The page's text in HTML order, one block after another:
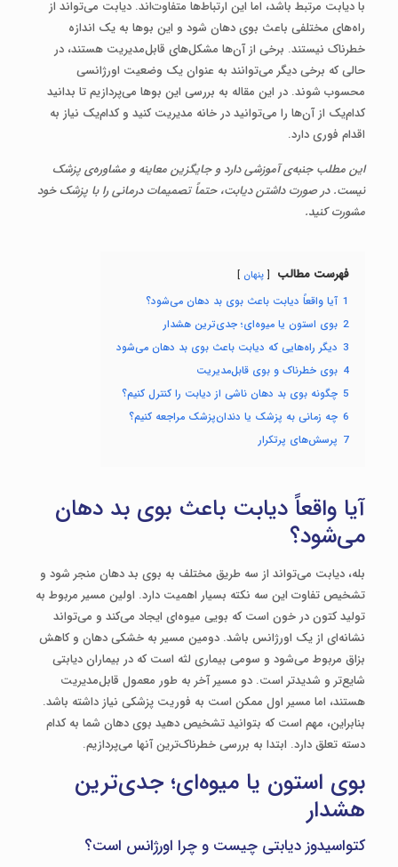
با دیابت مرتبط باشد، اما این ارتباط‌ها متفاوت‌اند. دیابت می‌تواند از
راه‌های مختلفی باعث بوی دهان شود و این بوها به یک اندازه
خطرناک نیستند. برخی از آن‌ها مشکل‌های قابل‌مدیریت هستند، در
حالی که برخی دیگر می‌توانند به عنوان یک وضعیت اورژانسی
محسوب شوند. در این مقاله به بررسی این بوها می‌پردازیم تا بدانید
کدام‌یک از آن‌ها را می‌توانید در خانه مدیریت کنید و کدام‌یک نیاز به
اقدام فوری دارد.
این مطلب جنبه‌ی آموزشی دارد و جایگزین معاینه و مشاوره‌ی پزشک
نیست. در صورت داشتن دیابت، حتماً تصمیمات درمانی را با پزشک خود
مشورت کنید.
فهرست مطالب پنهان
1 آیا واقعاً دیابت باعث بوی بد دهان می‌شود؟
2 بوی استون یا میوه‌ای؛ جدی‌ترین هشدار
3 دیگر راه‌هایی که دیابت باعث بوی بد دهان می‌شود
4 بوی خطرناک و بوی قابل‌مدیریت
5 چگونه بوی بد دهان ناشی از دیابت را کنترل کنیم؟
6 چه زمانی به پزشک یا دندان‌پزشک مراجعه کنیم؟
7 پرسش‌های پرتکرار
آیا واقعاً دیابت باعث بوی بد دهان
می‌شود؟
بله، دیابت می‌تواند از سه طریق مختلف به بوی بد دهان منجر شود و
تشخیص تفاوت این سه نکته بسیار اهمیت دارد. اولین مسیر مربوط به
تولید کتون در خون است که بویی میوه‌ای ایجاد می‌کند و می‌تواند
نشانه‌ای از یک اورژانس باشد. دومین مسیر به خشکی دهان و کاهش
بزاق مربوط می‌شود و سومی بیماری لثه است که در بیماران دیابتی
شایع‌تر و شدیدتر است. دو مسیر آخر به طور معمول قابل‌مدیریت
هستند، اما مسیر اول ممکن است به فوریت پزشکی نیاز داشته باشد.
بنابراین، مهم است که بتوانید تشخیص دهید بوی دهان شما به کدام
دسته تعلق دارد. ابتدا به بررسی خطرناک‌ترین آنها می‌پردازیم.
بوی استون یا میوه‌ای؛ جدی‌ترین
هشدار
کتواسیدوز دیابتی چیست و چرا اورژانس است؟